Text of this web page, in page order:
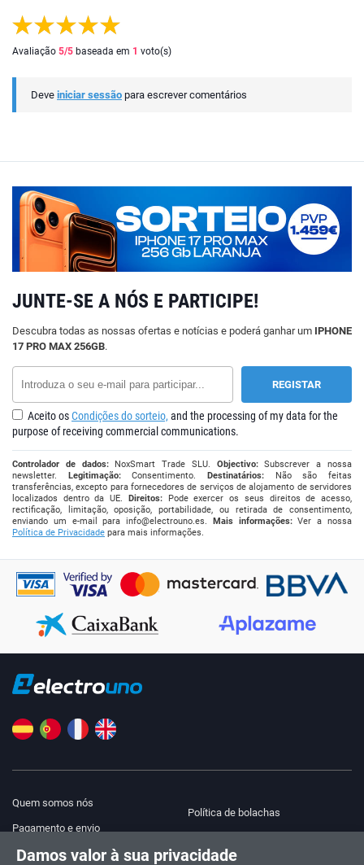
Avaliação 5/5 baseada em 1 voto(s)
Deve iniciar sessão para escrever comentários
JUNTE-SE A NÓS E PARTICIPE!
Descubra todas as nossas ofertas e notícias e poderá ganhar um IPHONE
17 PRO MAX 256GB.
Aceito osCondições do sorteio, and the processing of my data for the
purpose of receiving commercial communications.
Controlador de dados:NoxSmart Trade SLU. Objectivo:Subscrever a nossa
newsletter.
Legitimação:Consentimento. Destinatários: Não são feitas
transferências, excepto para fornecedores de serviços de alojamento de servidores
localizados dentro da UE.
Direitos:Pode exercer os seus direitos de acesso,
rectificação, limitação, oposição, portabilidade, ou retirada de consentimento,
enviando um e-mail parainfo@electrouno.es. Mais informações:Ver a nossa
Política de Privacidade para mais informações.
Quem somos nós
Pagamento e envio
Aviso legal
Política de bolachas
Damos valor à sua privacidade